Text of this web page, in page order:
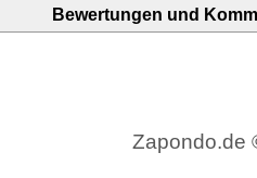
Bewertungen und
Zapondo.de